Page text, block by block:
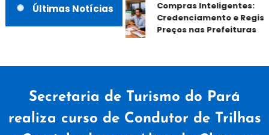
Últimas Notícias
Compras Inteligentes:
Credenciamento e
Preços nas Prefeituras
Secretaria de Turismo do Pará
realiza curso de Condutor de Trilhas